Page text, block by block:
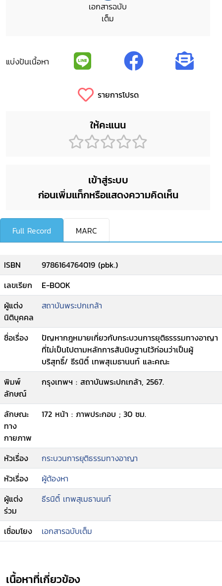
เอกสารฉบับ
เต็ม
แบ่งปันเนื้อหา
รายการโปรด
ให้คะแนน
เข้าสู่ระบบ
ก่อนเพิ่มแท็กหรือแสดงความคิดเห็น
Full Record MARC
ISBN
9786164764019 (pbk.)
เลขเรียก
E-BOOK
ผู้แต่ง
นิติบุคคล
สถาบันพระปกเกล้า
ชื่อเรื่อง
ปัญหากฎหมายเกี่ยวกับกระบวนการยุติธรรรมทางอาญา
ที่ไม่เป็นไปตามหลักการสันนิษฐานไว้ก่อนว่าเป็นผู้
บริสุทธิ์/ ธีรนิติ์ เทพสุเมธานนท์ และคณะ
พิมพ์
ลักษณ์
กรุงเทพฯ : สถาบันพระปกเกล้า, 2567.
ลักษณะ
ทาง
กายภาพ
172 หน้า : ภาพประกอบ ; 30 ซม.
หัวเรื่อง
กระบวนการยุติธรรมทางอาญา
หัวเรื่อง
ผู้ต้องหา
ผู้แต่ง
ร่วม
ธีรนิติ์ เทพสุเมธานนท์
เชื่อมโยง เอกสารฉบับเต็ม
เนื้อหาที่เกี่ยวข้อง